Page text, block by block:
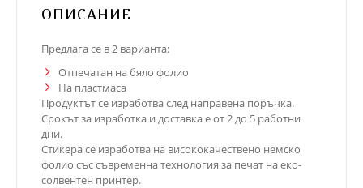
ОПИСАНИЕ
Предлага се в 2 варианта:
Отпечатан на бяло фолио
На пластмаса
Продуктът се изработва след направена поръчка.
Срокът за изработка и доставка е от 2 до 5 работни
дни.
Стикера се изработва на висококачествено немско
фолио със съвременна технология за печат на еко-
солвентен принтер.